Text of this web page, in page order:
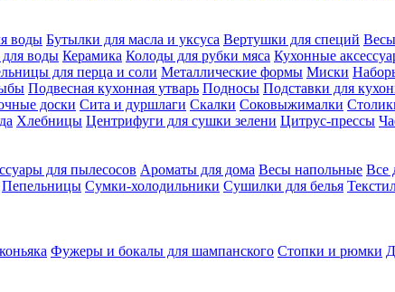
воды Бутылки для масла и уксуса Вертушки для специй
для воды Керамика Колоды для рубки мяса Кухонные
для перца и соли Металлические формы Миски
Подвесная кухонная утварь Подносы Подставки для
доски Сита и дуршлаги Скалки Соковыжималки
Хлебницы Центрифуги для сушки зелени Цитрус-прессы
для пылесосов Ароматы для дома Весы напольные Все
Пепельницы Сумки-холодильники Сушилки для белья
Фужеры и бокалы для шампанского Стопки и рюмки